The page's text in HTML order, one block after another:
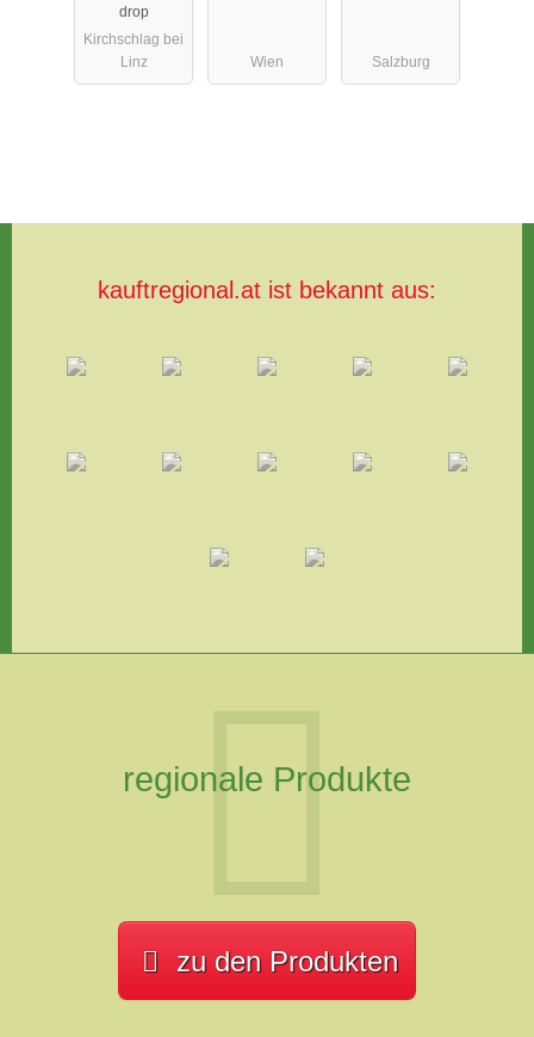
R
ENERGIEN"
(AEME)
drop
Kirchschlag bei
Linz
Wien Salzburg
kauftregional.at ist bekannt aus:
regionale Produkte
zu den Produkten